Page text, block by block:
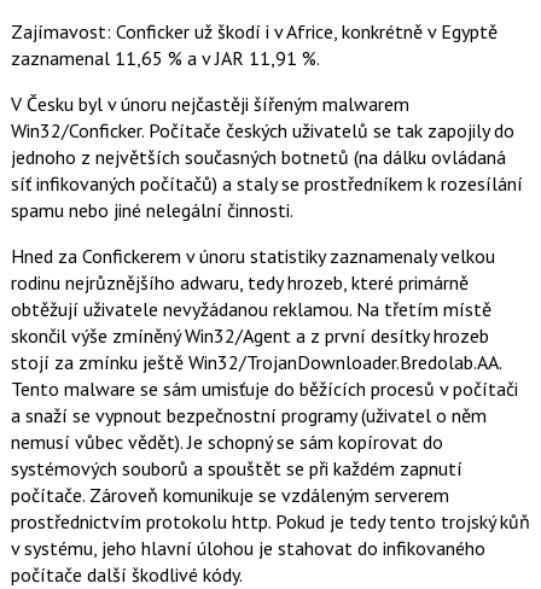
Zajímavost: Conficker už škodí i v Africe, konkrétně v Egyptě
zaznamenal 11,65 % a v JAR 11,91 %.
V Česku byl v únoru nejčastěji šířeným malwarem
Win32/Conficker. Počítače českých uživatelů se tak zapojily do
jednoho z největších současných botnetů (na dálku ovládaná
síť infikovaných počítačů) a staly se prostředníkem k rozesílání
spamu nebo jiné nelegální činnosti.
Hned za Confickerem v únoru statistiky zaznamenaly velkou
rodinu nejrůznějšího adwaru, tedy hrozeb, které primárně
obtěžují uživatele nevyžádanou reklamou. Na třetím místě
skončil výše zmíněný Win32/Agent a z první desítky hrozeb
stojí za zmínku ještě Win32/TrojanDownloader.Bredolab.AA.
Tento malware se sám umisťuje do běžících procesů v počítači
a snaží se vypnout bezpečnostní programy (uživatel o něm
nemusí vůbec vědět). Je schopný se sám kopírovat do
systémových souborů a spouštět se při každém zapnutí
počítače. Zároveň komunikuje se vzdáleným serverem
prostřednictvím protokolu http. Pokud je tedy tento trojský kůň
v systému, jeho hlavní úlohou je stahovat do infikovaného
počítače další škodlivé kódy.